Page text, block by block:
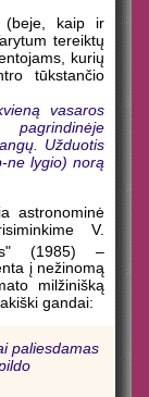
(beje, kaip ir
tereiktų
kurių
tūkstančio
vasaros
Užduotis
ne lygio) norą
astronominė
V.
(1985) –
į nežinomą
milžinišką
gandai:
paliesdamas